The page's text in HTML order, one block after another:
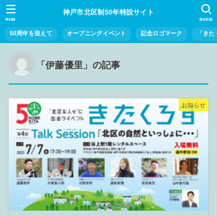
神戸市北区制50年特設サイト
50周年を迎えて オープニングイベント 記念ロゴマーク 「き
SEARCH
MENU
「伊藤優里」の記事
お知らせ